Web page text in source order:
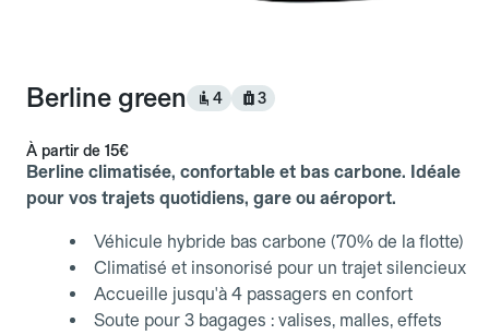
Berline green 4 3
À partir de 15€
Berline climatisée, confortable et bas carbone. Idéale
pour vos trajets quotidiens, gare ou aéroport.
Véhicule hybride bas carbone (70% de la flotte)
Climatisé et insonorisé pour un trajet silencieux
Accueille jusqu'à 4 passagers en confort
Soute pour 3 bagages : valises, malles, effets